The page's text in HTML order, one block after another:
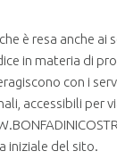
è resa anche ai
in materia di
con i
accessibili per
iniziale del sito.